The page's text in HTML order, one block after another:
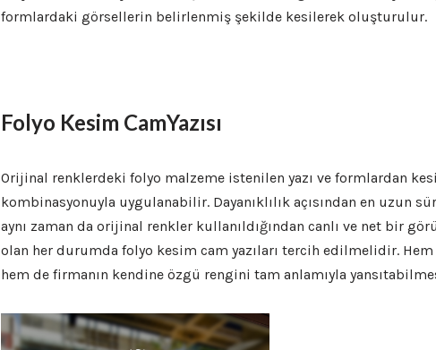
formlardaki görsellerin belirlenmiş şekilde kesilerek oluşturulur.
Folyo Kesim CamYazısı
Orijinal renklerdeki folyo malzeme istenilen yazı ve formlardan
kombinasyonuyla uygulanabilir. Dayanıklılık açısından en uzun
aynı zaman da orijinal renkler kullanıldığından canlı ve net bir
olan her durumda folyo kesim cam yazıları tercih edilmelidir.
hem de firmanın kendine özgü rengini tam anlamıyla